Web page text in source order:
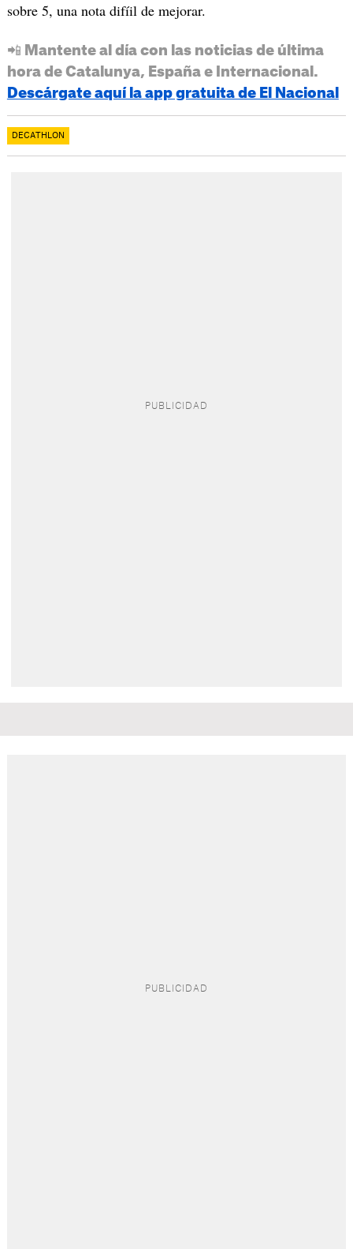
sobre 5, una nota difíil de mejorar.
📲 Mantente al día con las noticias de última
hora de Catalunya, España e Internacional.
Descárgate aquí la app gratuita de El Nacional
DECATHLON